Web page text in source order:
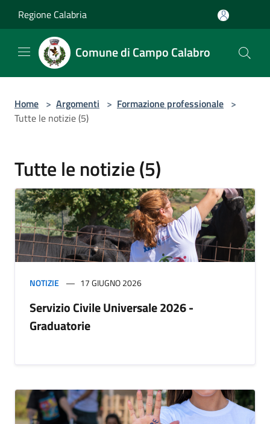
Regione Calabria
Comune di Campo Calabro
Home > Argomenti > Formazione professionale >
Tutte le notizie (5)
Tutte le notizie (5)
NOTIZIE 17 GIUGNO 2026
Servizio Civile Universale 2026 -
Graduatorie